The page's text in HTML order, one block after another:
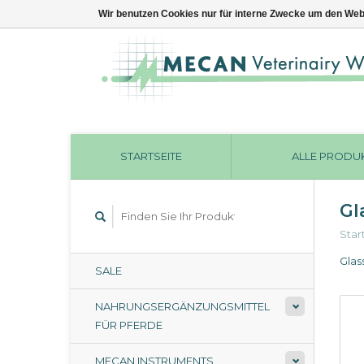
STARTSEITE ALLE
SALE
NAHRUNGSERGÄNZUNGSMITTEL
FÜR PFERDE
MECAN INSTRUMENTS
Wir benutzen Cookies nur für interne Zwecke um den